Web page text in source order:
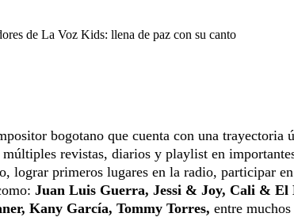
de La Voz Kids: llena de paz con su canto
bogotano que cuenta con una trayectoria
revistas, diarios y playlist en
lograr primeros lugares en la radio, participar
Juan Luis Guerra, Jessi & Joy, Cali & El
Kany García, Tommy Torres, entre